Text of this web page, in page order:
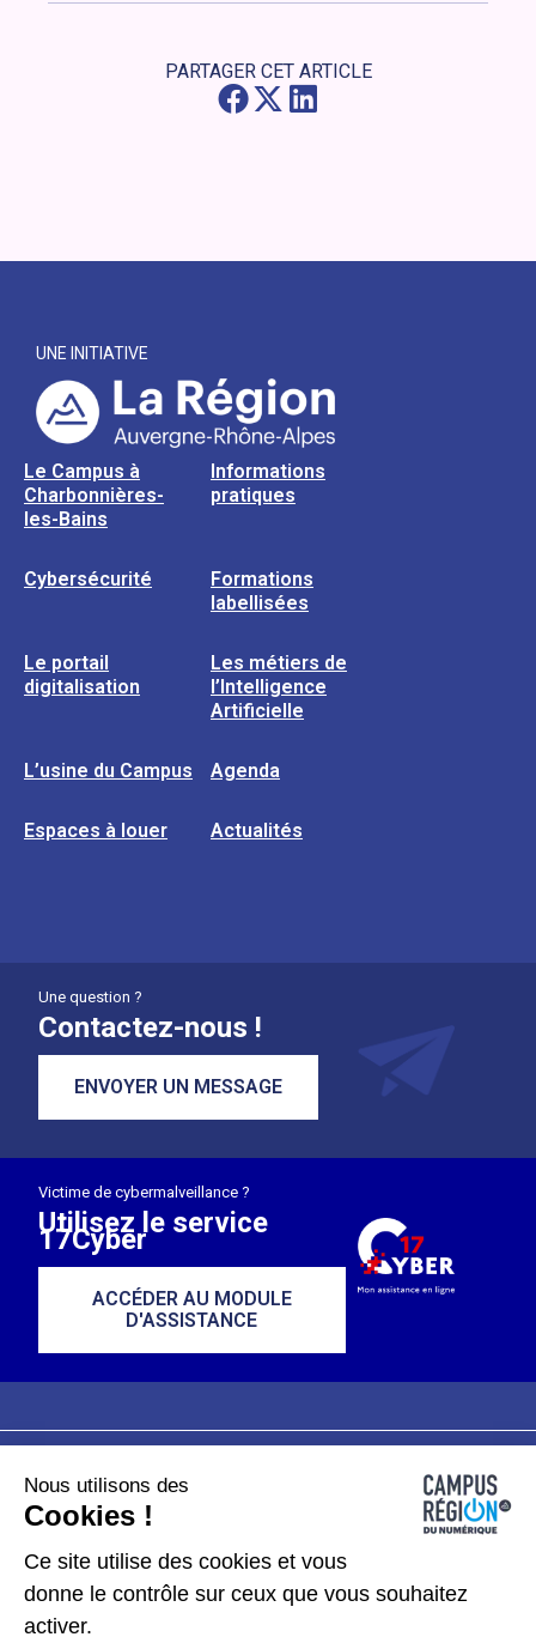
PARTAGER CET ARTICLE
UNE INITIATIVE
Le Campus à
Charbonnières-
les-Bains
Informations
pratiques
Cybersécurité
Formations
labellisées
Le portail
digitalisation
Les métiers de
l’Intelligence
Artificielle
L’usine du Campus Agenda
Espaces à louer Actualités
Une question ?
Contactez-nous !
ENVOYER UN MESSAGE
Victime de cybermalveillance ?
Utilisez le service
17Cyber
ACCÉDER AU MODULE
D'ASSISTANCE
Plan du site
Données personnelles
Gérer les cookies
Nous utilisons des
Cookies !
Ce site utilise des cookies et vous
donne le contrôle sur ceux que vous souhaitez
activer.